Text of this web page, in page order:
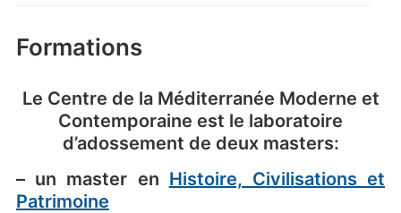
Formations
Le Centre de la Méditerranée Moderne et
Contemporaine est le laboratoire
d’adossement de deux masters:
– un master en Histoire, Civilisations et
Patrimoine